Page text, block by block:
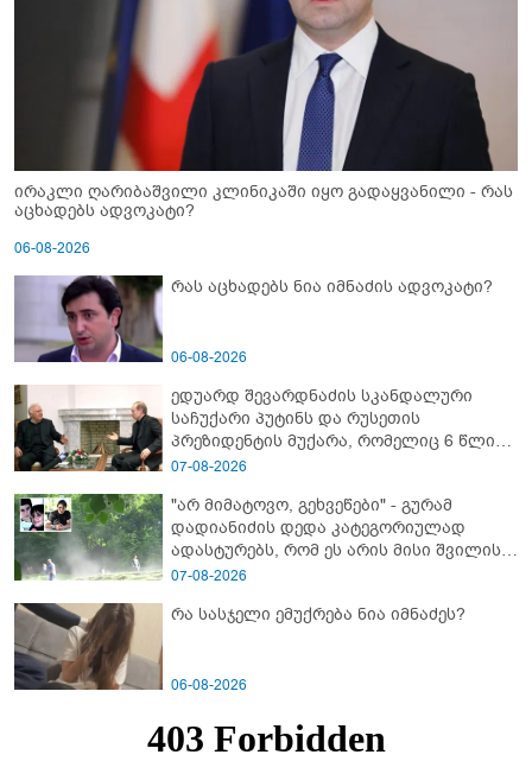
ირაკლი ღარიბაშვილი კლინიკაში იყო გადაყვანილი - რას
აცხადებს ადვოკატი?
06-08-2026
რას აცხადებს ნია იმნაძის ადვოკატი?
06-08-2026
ედუარდ შევარდნაძის სკანდალური
საჩუქარი პუტინს და რუსეთის
პრეზიდენტის მუქარა, რომელიც 6 წლის
შემდეგ აასრულა
07-08-2026
"არ მიმატოვო, გეხვეწები" - გუ­რა­მ
დადიანიძის დედა კა­ტე­გო­რი­უ­ლად
ადას­ტუ­რებს, რომ ეს არის მისი შვი­ლის
ხმა
07-08-2026
რა სასჯელი ემუქრება ნია იმნაძეს?
06-08-2026